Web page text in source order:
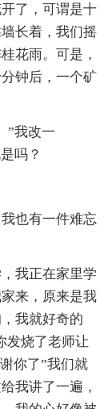
了，可谓是十
长着，我们摇
花雨。可是，
钟后，一个矿
”我改一
吗？
也有一件难忘
我正在家里学
来，原来是我
我就好奇的
发烧了老师让
你了”我们就
我讲了一遍，